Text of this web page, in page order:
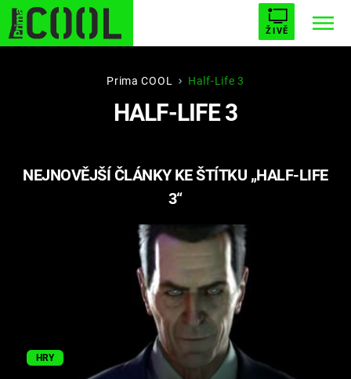
ŽIVĚ
STARHOUSE BUFFY, PŘEMOŽITELKA UPÍRŮ
PLNEJ KOTEL AVENGERS 5
Cool Esport
Prima COOL Half-Life 3
HALF-LIFE 3
NEJNOVĚJŠÍ ČLÁNKY KE ŠTÍTKU „HALF-LIFE
3“
HRY